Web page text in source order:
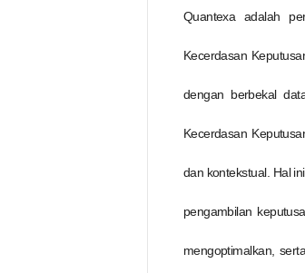
Quantexa adalah
Kecerdasan
dengan berbekal
Kecerdasan
dan kontekstual. Hal
pengambilan
mengoptimalkan,